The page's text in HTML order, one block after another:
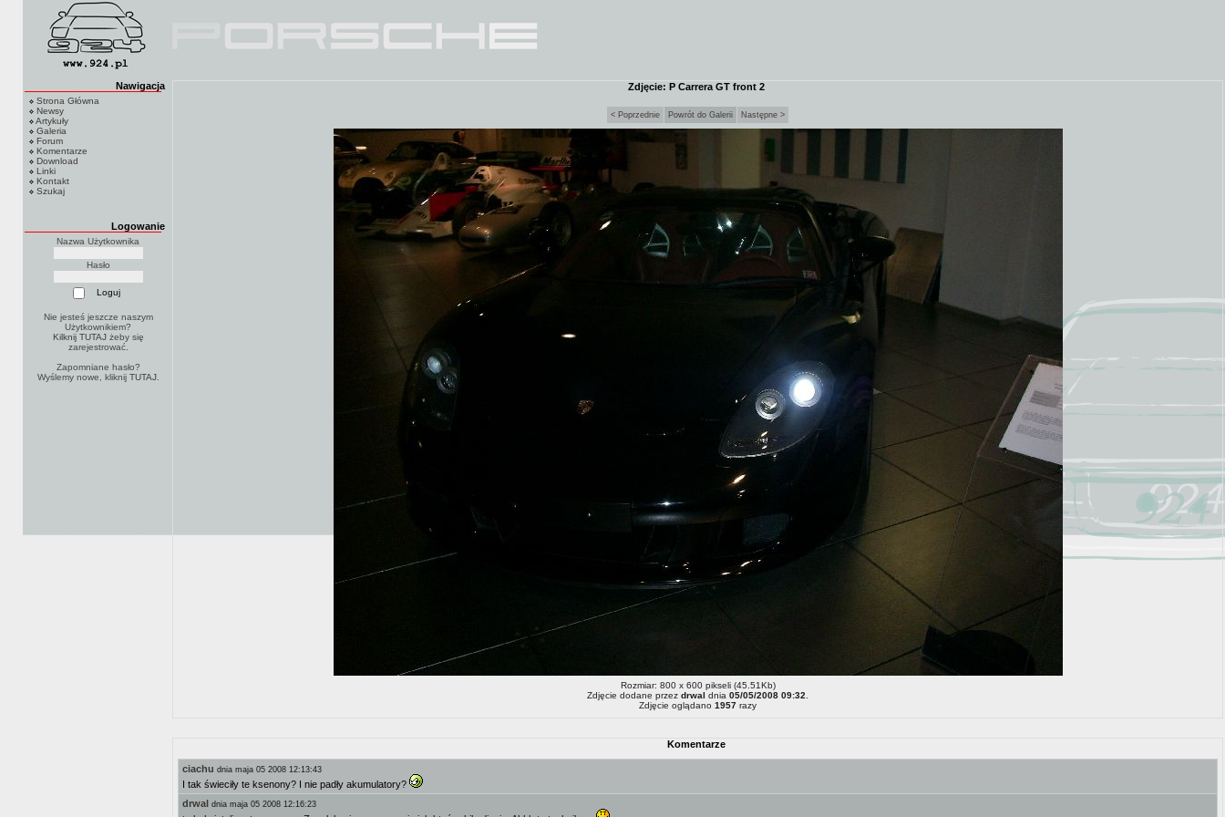
Nawigacja
Strona Główna
Newsy
Artykuły
Galeria
Forum
Komentarze
Download
Linki
Kontakt
Szukaj
Logowanie
Nazwa Użytkownika
Hasło
Nie jesteś jeszcze naszym
Użytkownikiem?
Kilknij TUTAJżeby się
zarejestrować.
Zapomniane hasło?
Wyślemy nowe, kliknij TUTAJ.
Zdjęcie: P Carrera GT front 2
< Poprzednie Powrót do Galerii Następne >
Rozmiar: 800 x 600 pikseli (45.51Kb)
Zdjęcie dodane przez drwal dnia 05/05/2008 09:32
Zdjęcie oglądano 1957 razy
Komentarze
ciachu dnia maja 05 2008 12:13:43
I tak świeciły te ksenony? I nie padły akumulatory?
drwal dnia maja 05 2008 12:16:23